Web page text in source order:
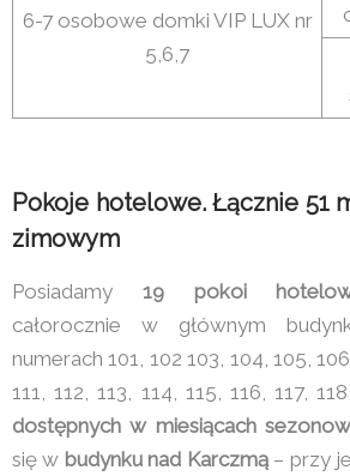
6-7 osobowe domki VIP LUX nr
5,6,7
Pokoje hotelowe. Łącznie 51
zimowym
Posiadamy 19 pokoi
całorocznie w głównym
numerach 101, 102 103, 104, 105,
111, 112, 113, 114, 115, 116, 117,
dostępnych w miesiącach
się w budynku nad Karczmą– przy